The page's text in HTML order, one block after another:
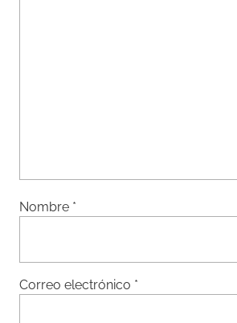
Nombre *
Correo electrónico *